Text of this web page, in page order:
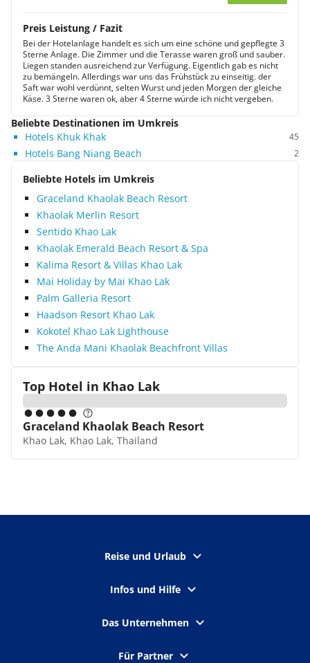
Preis Leistung / Fazit
Bei der Hotelanlage handelt es sich um eine schöne und gepflegte 3
Sterne Anlage. Die Zimmer und die Terasse waren groß und sauber.
Liegen standen ausreichend zur Verfügung. Eigentlich gab es nicht
zu bemängeln. Allerdings war uns das Frühstück zu einseitig. der
Saft war wohl verdünnt, selten Wurst und jeden Morgen der gleiche
Käse. 3 Sterne waren ok, aber 4 Sterne würde ich nicht vergeben.
Beliebte Destinationen im Umkreis
Hotels Khuk Khak
45
Hotels Bang Niang Beach 2
Beliebte Hotels im Umkreis
Graceland Khaolak Beach Resort
Khaolak Merlin Resort
Sentido Khao Lak
Khaolak Emerald Beach Resort & Spa
Kalima Resort & Villas Khao Lak
Mai Holiday by Mai Khao Lak
Palm Galleria Resort
Haadson Resort Khao Lak
Kokotel Khao Lak Lighthouse
The Anda Mani Khaolak Beachfront Villas
Top Hotel in Khao Lak
Graceland Khaolak Beach Resort
Khao Lak, Khao Lak, Thailand
Reise und Urlaub
Infos und Hilfe
Das Unternehmen
Für Partner